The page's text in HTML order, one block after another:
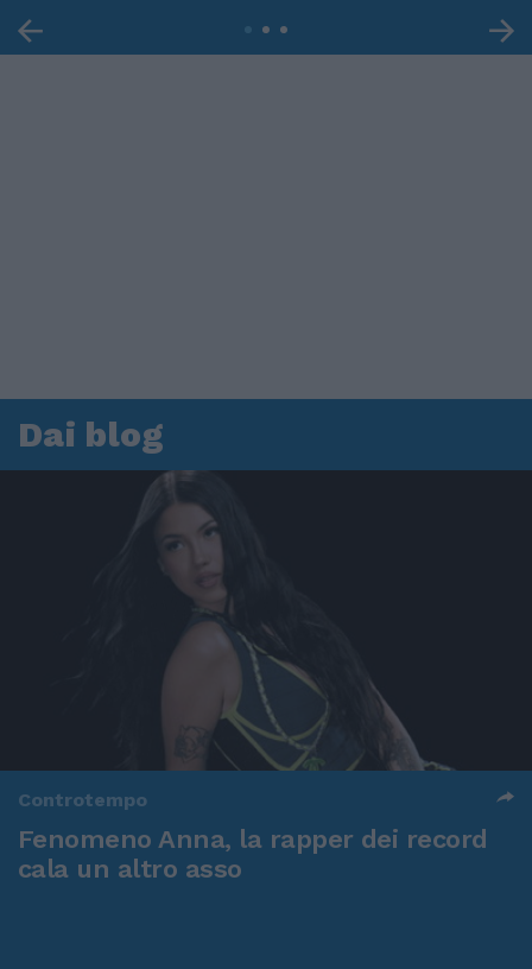
Dai blog
Controtempo
Fenomeno Anna, la rapper dei record
cala un altro asso